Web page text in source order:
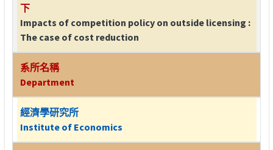
下
Impacts of competition policy on outside licensing :
The case of cost reduction
系所名稱
Department
經濟學研究所
Institute of Economics